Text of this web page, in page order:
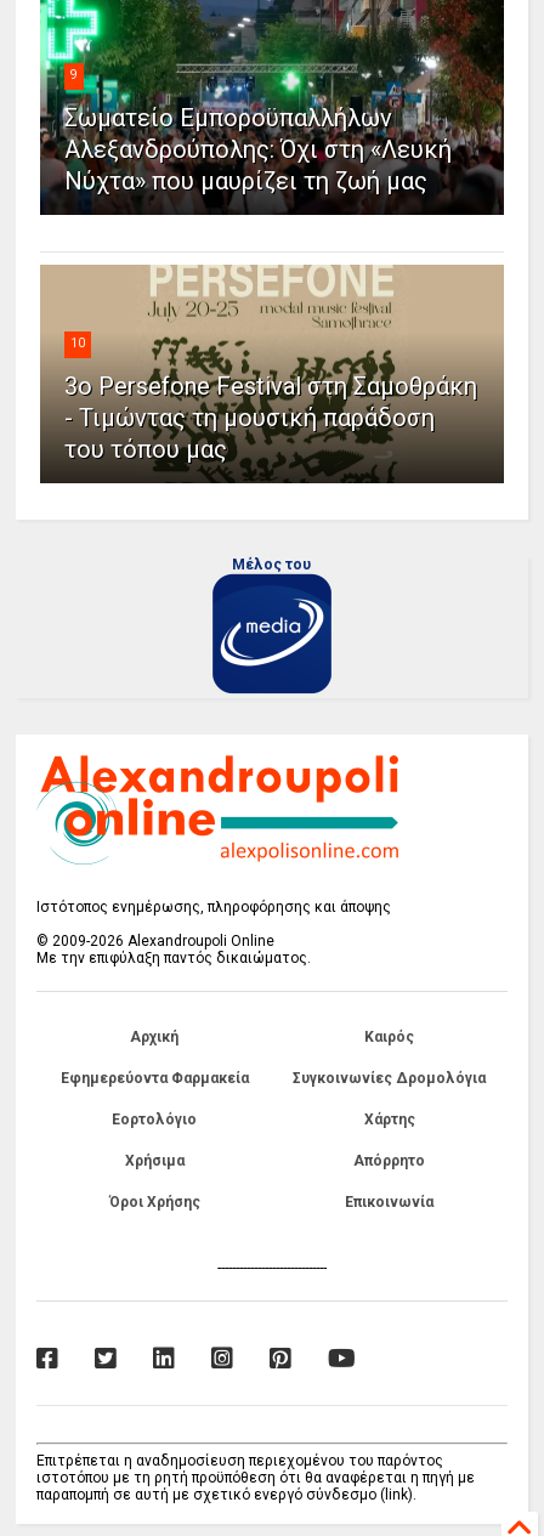
9
Σωματείο Εμποροϋπαλλήλων
Αλεξανδρούπολης: Όχι στη «Λευκή
Νύχτα» που μαυρίζει τη ζωή μας
10
3ο Persefone Festival στη Σαμοθράκη
- Τιμώντας τη μουσική παράδοση
του τόπου μας
Μέλος του
Ιστότοπος ενημέρωσης, πληροφόρησης και άποψης
© 2009-2026 Alexandroupoli Online
Με την επιφύλαξη παντός δικαιώματος.
Αρχική Καιρός
Εφημερεύοντα Φαρμακεία Συγκοινωνίες Δρομολόγια
Εορτολόγιο Χάρτης
Χρήσιμα Απόρρητο
Όροι Χρήσης Επικοινωνία
------------------------------
Επιτρέπεται η αναδημοσίευση περιεχομένου του παρόντος
ιστοτόπου με τη ρητή προϋπόθεση ότι θα αναφέρεται η πηγή με
παραπομπή σε αυτή με σχετικό ενεργό σύνδεσμο (link).